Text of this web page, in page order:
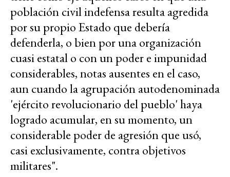
población civil indefensa resulta agredida
por su propio Estado que debería
defenderla, o bien por una organización
cuasi estatal o con un poder e impunidad
considerables, notas ausentes en el caso,
aun cuando la agrupación autodenominada
'ejército revolucionario del pueblo' haya
logrado acumular, en su momento, un
considerable poder de agresión que usó,
casi exclusivamente, contra objetivos
militares".